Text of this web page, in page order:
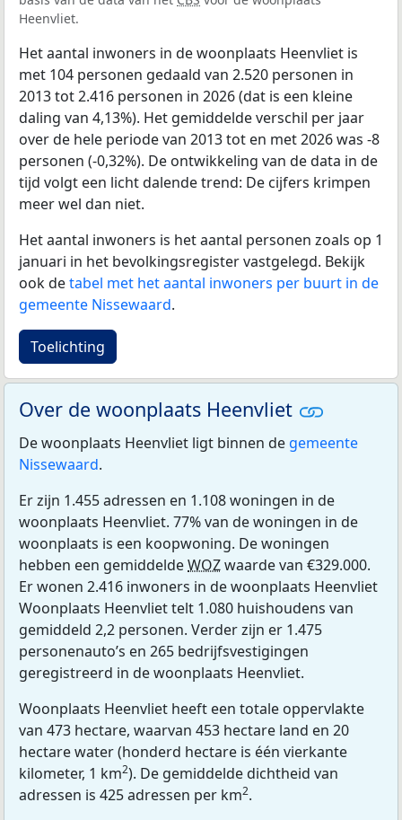
Heenvliet.
Het aantal inwoners in de woonplaats Heenvliet is
met 104 personen gedaald van 2.520 personen in
2013 tot 2.416 personen in 2026 (dat is een kleine
daling van 4,13%). Het gemiddelde verschil per jaar
over de hele periode van 2013 tot en met 2026 was -8
personen (-0,32%). De ontwikkeling van de data in de
tijd volgt een licht dalende trend: De cijfers krimpen
meer wel dan niet.
Het aantal inwoners is het aantal personen zoals op 1
januari in het bevolkingsregister vastgelegd. Bekijk
ook detabel met het aantal inwoners per buurt in de
gemeente Nissewaard.
Toelichting
Over de woonplaats Heenvliet
De woonplaats Heenvliet ligt binnen de gemeente
Nissewaard.
Er zijn 1.455 adressen en 1.108 woningen in de
woonplaats Heenvliet. 77% van de woningen in de
woonplaats is een koopwoning. De woningen
hebben een gemiddeldeWOZwaarde van €329.000.
Er wonen 2.416 inwoners in de woonplaats Heenvliet
Woonplaats Heenvliet telt 1.080 huishoudens van
gemiddeld 2,2 personen. Verder zijn er 1.475
personenauto’s en 265 bedrijfsvestigingen
geregistreerd in de woonplaats Heenvliet.
Woonplaats Heenvliet heeft een totale oppervlakte
van 473 hectare, waarvan 453 hectare land en 20
hectare water (honderd hectare is één vierkante
kilometer, 1 km2). De gemiddelde dichtheid van
adressen is 425 adressen per km2.